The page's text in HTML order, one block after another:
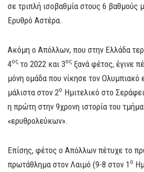
σε τριπλή ισοβαθμία στους 6 βαθμούς
Ερυθρό Αστέρα.
Ακόμη ο Απόλλων, που στην Ελλάδα
4ος το 2022 και 3ος ξανά φέτος, έγινε
μόνη ομάδα που νίκησε τον Ολυμπιακό
μάλιστα στον 2ο Ημιτελικό στο
η πρώτη στην 9χρονη ιστορία του
«ερυθρολεύκων».
Επίσης, φέτος ο Απόλλων πέτυχε το
πρωτάθλημα στον Λαιμό (9-8 στον 1ο